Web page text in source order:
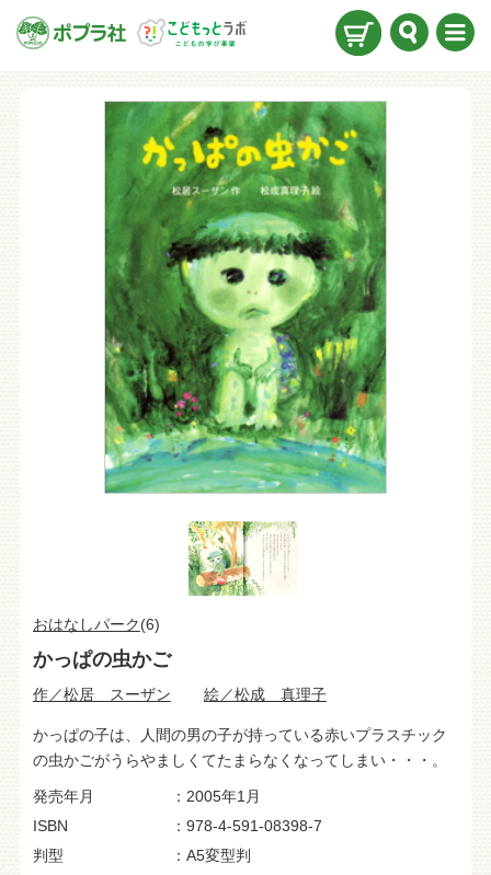
おはなしパーク(6)
かっぱの虫かご
作／松居 スーザン 絵／松成 真理子
かっぱの子は、人間の男の子が持っている赤いプラスチック
の虫かごがうらやましくてたまらなくなってしまい・・・。
発売年月
2005年1月
ISBN
978-4-591-08398-7
判型
A5変型判